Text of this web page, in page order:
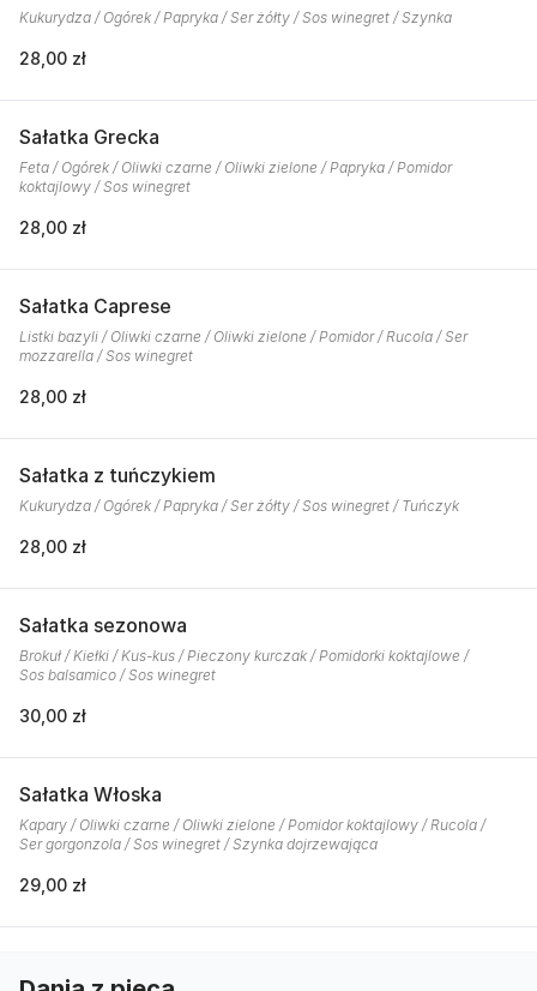
Kukurydza / Ogórek / Papryka / Ser żółty / Sos winegret / Szynka
28,00 zł
Sałatka Grecka
Feta / Ogórek / Oliwki czarne / Oliwki zielone / Papryka / Pomidor
koktajlowy / Sos winegret
28,00 zł
Sałatka Caprese
Listki bazyli / Oliwki czarne / Oliwki zielone / Pomidor / Rucola / Ser
mozzarella / Sos winegret
28,00 zł
Sałatka z tuńczykiem
Kukurydza / Ogórek / Papryka / Ser żółty / Sos winegret / Tuńczyk
28,00 zł
Sałatka sezonowa
Brokuł / Kiełki / Kus-kus / Pieczony kurczak / Pomidorki koktajlowe /
Sos balsamico / Sos winegret
30,00 zł
Sałatka Włoska
Kapary / Oliwki czarne / Oliwki zielone / Pomidor koktajlowy / Rucola /
Ser gorgonzola / Sos winegret / Szynka dojrzewająca
29,00 zł